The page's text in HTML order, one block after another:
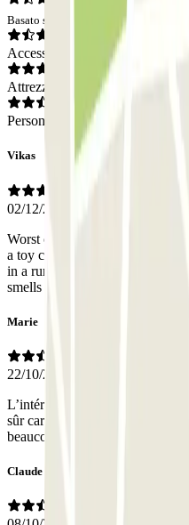
Basato su 3 opinioni
Accesso
Attrezzatura
Personale
Vikas
02/12/2025
Worst car experience park
a toy car will fit. No problem
in a rundown bunker. There is
smells so bad. I regret my
Marie
22/10/2025
L’intérieur du parking est
sûr car les passages sont
beaucoup de créneaux.
Claude